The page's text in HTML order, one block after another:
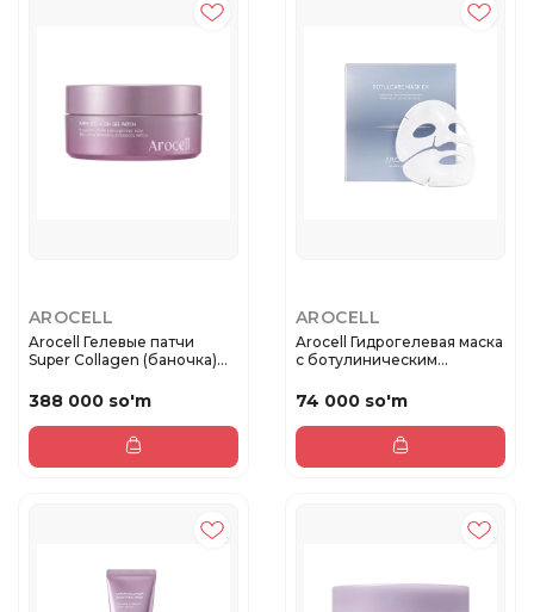
AROCELL
Arocell Гелевые патчи
Super Collagen (баночка)
388 000 so'm
AROCELL
Arocell Гидрогелевая маска
с ботулиническим
74 000 so'm